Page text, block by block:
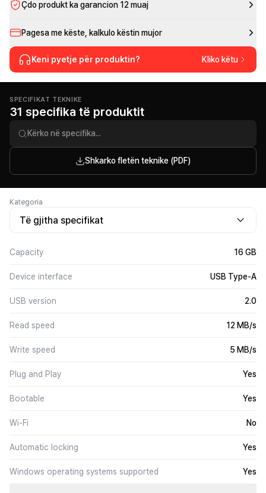
Çdo produkt ka garancion 12 muaj
Pagesa me këste, kalkulo këstin mujor
Keni pyetje për produktin? Kliko këtu
SPECIFIKAT TEKNIKE
31 specifika të produktit
Shkarko fletën teknike (PDF)
Kategoria
Të gjitha specifikat
Capacity 16 GB
Device interface USB Type-A
USB version 2.0
Read speed 12 MB/s
Write speed 5 MB/s
Plug and Play Yes
Bootable Yes
Wi-Fi No
Automatic locking Yes
Windows operating systems supported Yes